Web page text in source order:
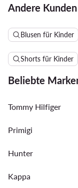
Andere
Blusen für Kinder
Shorts für Kinder
Beliebte
Tommy Hilfiger
Primigi
Hunter
Kappa